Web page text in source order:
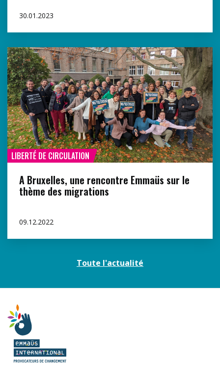
30.01.2023
LIBERTÉ DE CIRCULATION
A Bruxelles, une rencontre Emmaüs sur le
thème des migrations
09.12.2022
Toute l'actualité